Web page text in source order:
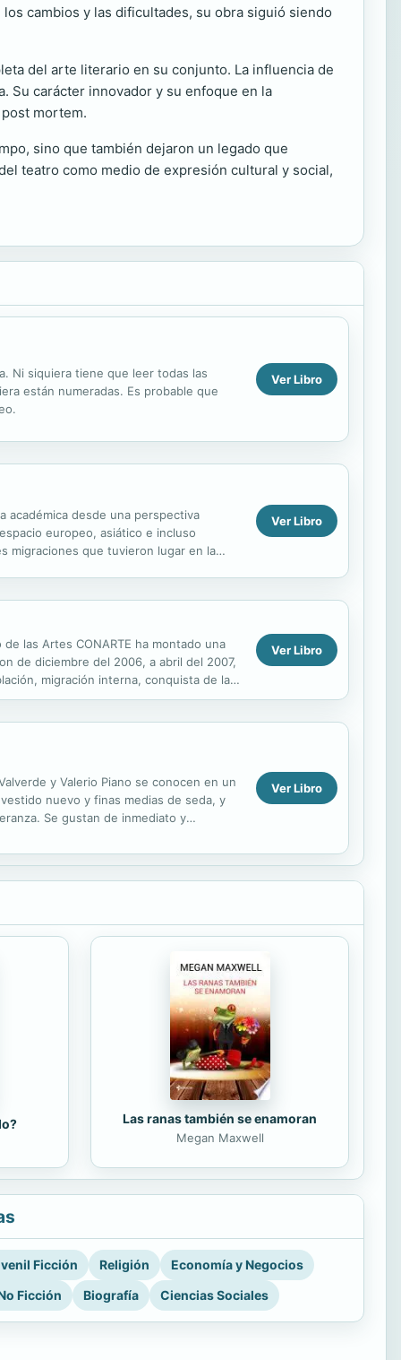
cambios y las dificultades, su obra siguió siendo
del arte literario en su conjunto. La influencia de
Su carácter innovador y su enfoque en la
mortem.
sino que también dejaron un legado que
teatro como medio de expresión cultural y social,
Ni siquiera tiene que leer todas las
están numeradas. Es probable que
Ver Libro
académica desde una perspectiva
europeo, asiático e incluso
migraciones que tuvieron lugar en la
Ver Libro
las Artes CONARTE ha montado una
de diciembre del 2006, a abril del 2007,
migración interna, conquista de la
Ver Libro
y Valerio Piano se conocen en un
nuevo y finas medias de seda, y
Se gustan de inmediato y
Ver Libro
Las ranas también se enamoran
Megan Maxwell
Ficción Religión
Economía y Negocios
Ficción
Biografía Ciencias Sociales